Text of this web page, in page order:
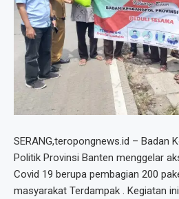
SERANG,teropongnews.id – Badan
Politik Provinsi Banten menggelar
Covid 19 berupa pembagian 200
masyarakat Terdampak . Kegiatan